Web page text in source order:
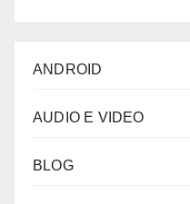
ANDROID
AUDIO E VIDEO
BLOG